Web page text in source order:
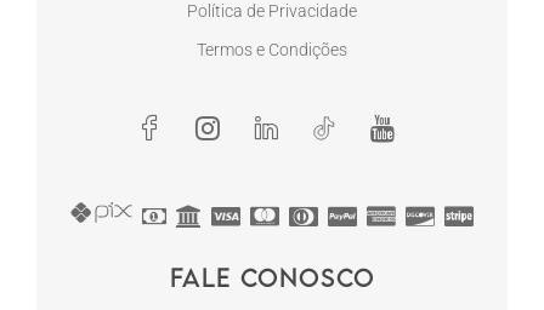
Política de Privacidade
Termos e Condições
Fale conosco